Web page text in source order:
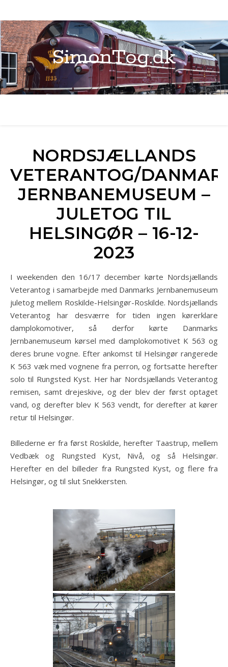
SimonTog.dk
NORDSJÆLLANDS
VETERANTOG/
JERNBANEMUSEUM –
JULETOG TIL
HELSINGØR – 16-12-
2023
I weekenden den 16/17 december kørte Nordsjællands
Veterantog i samarbejde med Danmarks Jernbanemuseum
juletog mellem Roskilde-Helsingør-Roskilde. Nordsjællands
Veterantog har desværre for tiden ingen kørerklare
damplokomotiver, så derfor kørte Danmarks
Jernbanemuseum kørsel med damplokomotivet K 563 og
deres brune vogne. Efter ankomst til Helsingør rangerede
K 563 væk med vognene fra perron, og fortsatte herefter
solo til Rungsted Kyst. Her har Nordsjællands Veterantog
remisen, samt drejeskive, og der blev der først optaget
vand, og derefter blev K 563 vendt, for derefter at kører
retur til Helsingør.
Billederne er fra først Roskilde, herefter Taastrup, mellem
Vedbæk og Rungsted Kyst, Nivå, og så Helsingør.
Herefter en del billeder fra Rungsted Kyst, og flere fra
Helsingør, og til slut Snekkersten.